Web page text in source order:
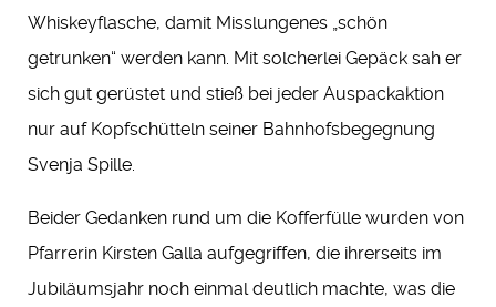
Whiskeyflasche, damit Misslungenes „schön
getrunken“ werden kann. Mit solcherlei Gepäck sah er
sich gut gerüstet und stieß bei jeder Auspackaktion
nur auf Kopfschütteln seiner Bahnhofsbegegnung
Svenja Spille.
Beider Gedanken rund um die Kofferfülle wurden von
Pfarrerin Kirsten Galla aufgegriffen, die ihrerseits im
Jubiläumsjahr noch einmal deutlich machte, was die